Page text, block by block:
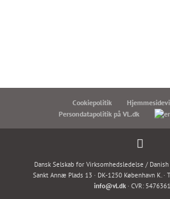
Cookiepolitik
Persondatapolitik på VL.dk
Dansk Selskab for Virksomhedsledelse /
Sankt Annæ Plads 13 · DK-1250 København K. ·
info@vl.dk· CVR: